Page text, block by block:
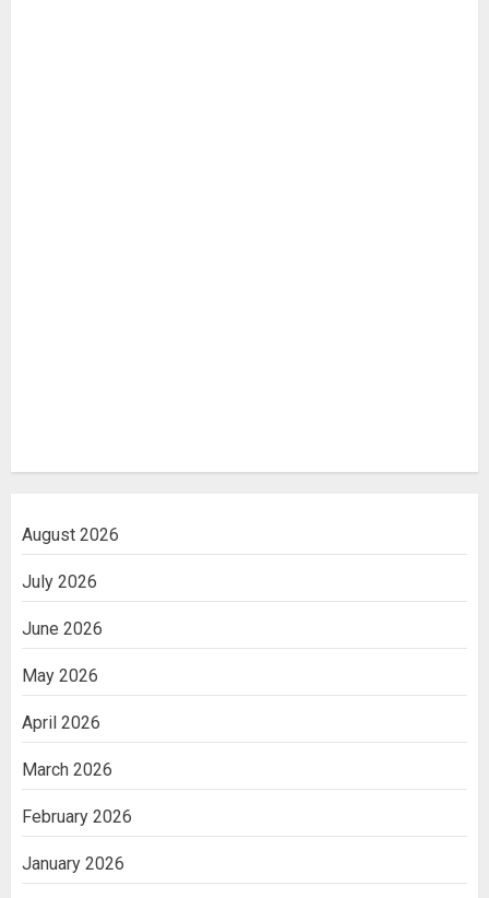
August 2026
July 2026
June 2026
May 2026
April 2026
March 2026
February 2026
January 2026